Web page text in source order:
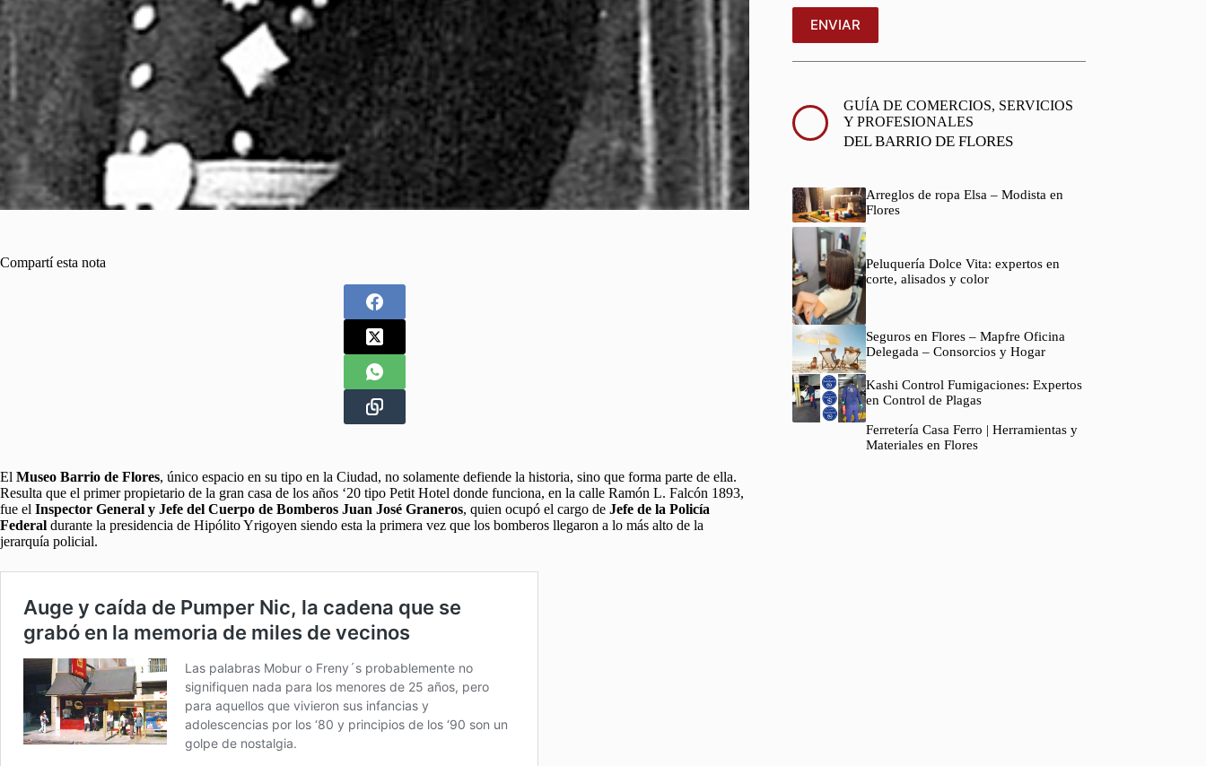
Compartí esta nota
El Museo Barrio de Flores, único espacio en su tipo en la Ciudad, no solamente defiende la historia, sino que forma parte de ella.
Resulta que el primer propietario de la gran casa de los años ‘20 tipo Petit Hotel donde funciona, en la calle Ramón L. Falcón 1893,
fue el Inspector General y Jefe del Cuerpo de Bomberos Juan José Graneros, quien ocupó el cargo de Jefe de la Policía
Federal durante la presidencia de Hipólito Yrigoyen siendo esta la primera vez que los bomberos llegaron a lo más alto de la
jerarquía policial.
ENVIAR
GUÍA DE COMERCIOS, SERVICIOS
Y PROFESIONALES
DEL BARRIO DE FLORES
Arreglos de ropa Elsa – Modista en
Flores
Peluquería Dolce Vita: expertos en
corte, alisados y color
Seguros en Flores – Mapfre Oficina
Delegada – Consorcios y Hogar
Kashi Control Fumigaciones: Expertos
en Control de Plagas
Ferretería Casa Ferro | Herramientas y
Materiales en Flores